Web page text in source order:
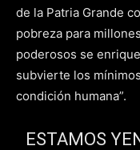
de la Patria Grande
pobreza para
poderosos se
subvierte los
condición humana”.
ESTAMOS